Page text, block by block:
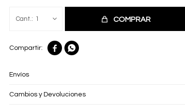
1 COMPRAR
 
Envíos
Cambios y Devoluciones